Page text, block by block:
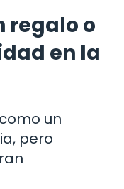
regalo o
en la
un
pero